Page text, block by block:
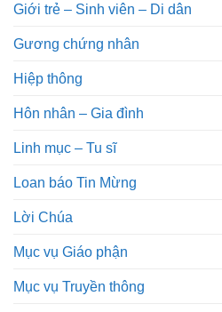
Giới trẻ – Sinh viên – Di dân
Gương chứng nhân
Hiệp thông
Hôn nhân – Gia đình
Linh mục – Tu sĩ
Loan báo Tin Mừng
Lời Chúa
Mục vụ Giáo phận
Mục vụ Truyền thông